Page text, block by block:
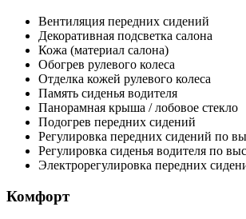
Вентиляция передних сидений
Декоративная подсветка салона
Кожа (материал салона)
Обогрев рулевого колеса
Отделка кожей рулевого колеса
Память сиденья водителя
Панорамная крыша / лобовое стекло
Подогрев передних сидений
Регулировка передних сидений по
Регулировка сиденья водителя по
Электрорегулировка передних
Комфорт